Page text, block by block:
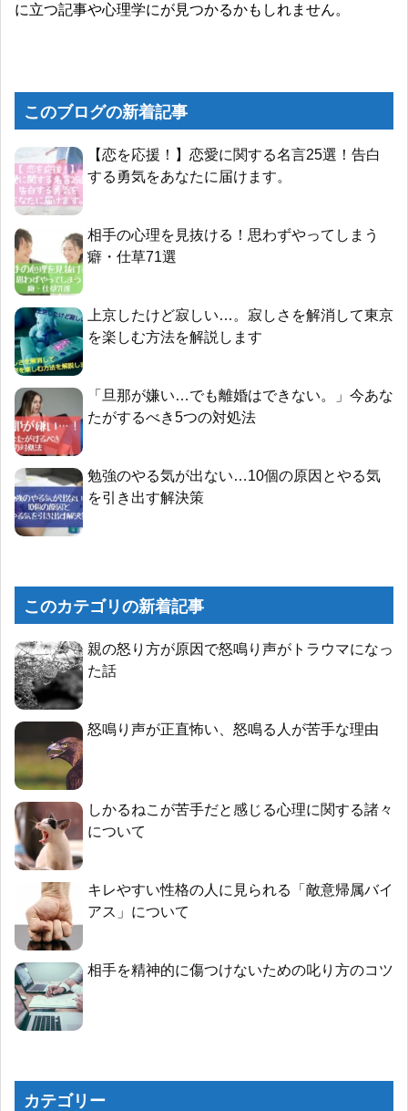
に立つ記事や心理学にが見つかるかもしれません。
このブログの新着記事
【恋を応援！】恋愛に関する名言25選！告白
する勇気をあなたに届けます。
相手の心理を見抜ける！思わずやってしまう
癖・仕草71選
上京したけど寂しい…。寂しさを解消して東京
を楽しむ方法を解説します
「旦那が嫌い…でも離婚はできない。」今あな
たがするべき5つの対処法
勉強のやる気が出ない…10個の原因とやる気
を引き出す解決策
このカテゴリの新着記事
親の怒り方が原因で怒鳴り声がトラウマになっ
た話
怒鳴り声が正直怖い、怒鳴る人が苦手な理由
しかるねこが苦手だと感じる心理に関する諸々
について
キレやすい性格の人に見られる「敵意帰属バイ
アス」について
相手を精神的に傷つけないための叱り方のコツ
カテゴリー